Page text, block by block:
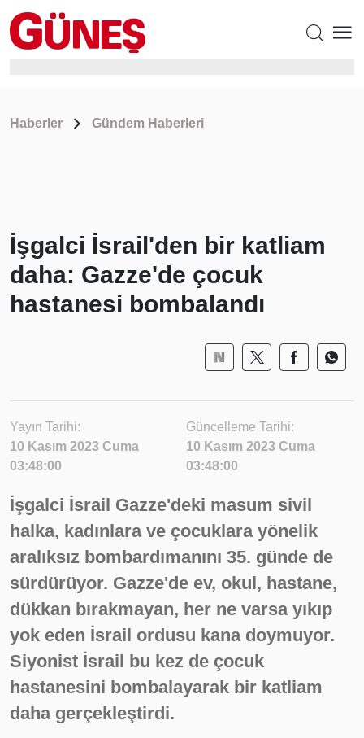
Haberler Gündem Haberleri
İşgalci İsrail'den bir katliam
daha: Gazze'de çocuk
hastanesi bombalandı
Yayın Tarihi:
10 Kasım 2023 Cuma
03:48:00
Güncelleme Tarihi:
10 Kasım 2023 Cuma
03:48:00
İşgalci İsrail Gazze'deki masum sivil
halka, kadınlara ve çocuklara yönelik
aralıksız bombardımanını 35. günde de
sürdürüyor. Gazze'de ev, okul, hastane,
dükkan bırakmayan, her ne varsa yıkıp
yok eden İsrail ordusu kana doymuyor.
Siyonist İsrail bu kez de çocuk
hastanesini bombalayarak bir katliam
daha gerçekleştirdi.